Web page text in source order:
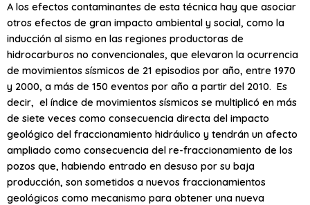
A los efectos contaminantes de esta técnica hay que asociar
otros efectos de gran impacto ambiental y social, como la
inducción al sismo en las regiones productoras de
hidrocarburos no convencionales, que elevaron la ocurrencia
de movimientos sísmicos de 21 episodios por año, entre 1970
y 2000, a más de 150 eventos por año a partir del 2010. Es
decir, el índice de movimientos sísmicos se multiplicó en más
de siete veces como consecuencia directa del impacto
geológico del fraccionamiento hidráulico y tendrán un afecto
ampliado como consecuencia del re-fraccionamiento de los
pozos que, habiendo entrado en desuso por su baja
producción, son sometidos a nuevos fraccionamientos
geológicos como mecanismo para obtener una nueva